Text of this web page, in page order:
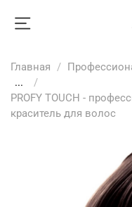
Главная
...
PROFY TOUCH -
краситель для волос